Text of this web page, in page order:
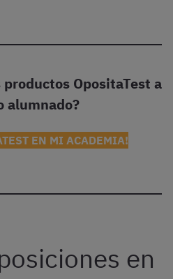
OpositaTest a
alumnado?
EN MI ACADEMIA!
en